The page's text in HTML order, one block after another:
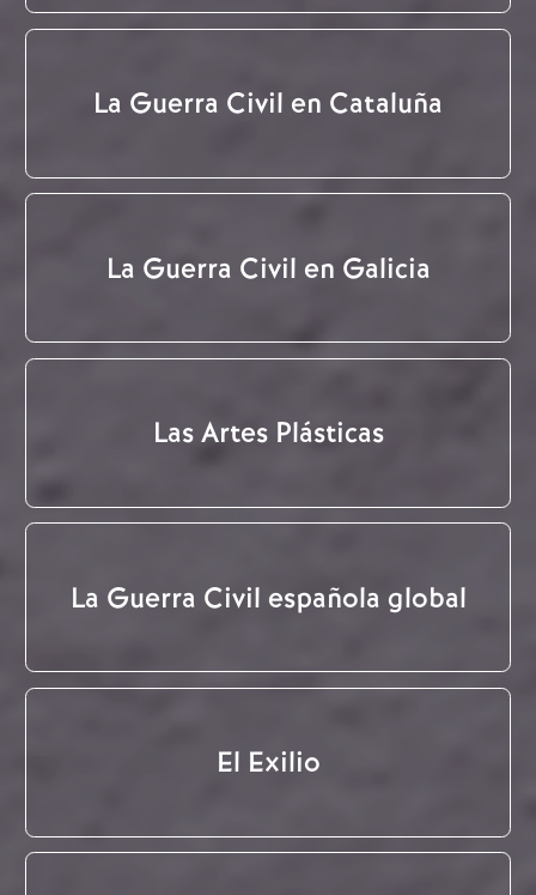
La Guerra Civil en Cataluña
La Guerra Civil en Galicia
Las Artes Plásticas
La Guerra Civil española global
El Exilio